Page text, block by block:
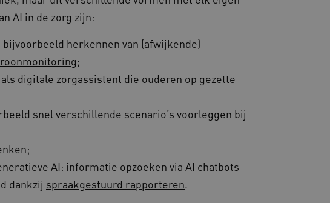
AI in de zorg zijn:
herkennen van (afwijkende)
;
digitale zorgassistent die ouderen op gezette
snel verschillende scenario’s voorleggen bij
AI: informatie opzoeken via AI chatbots
dankzij spraakgestuurd rapporteren.